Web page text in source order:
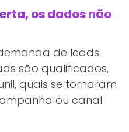
os dados não
de leads
são qualificados,
quais se tornaram
ou canal